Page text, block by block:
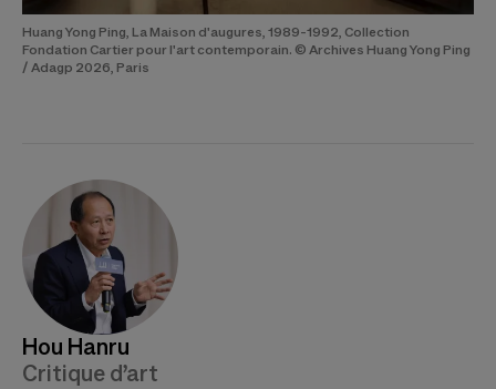
Huang Yong Ping, La Maison d'augures, 1989-1992, Collection
Fondation Cartier pour l'art contemporain. © Archives Huang Yong Ping
/ Adagp 2026, Paris
Hou Hanru
Critique d’art